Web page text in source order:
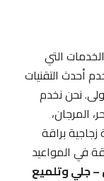
التي
التقنيات
نحن نخدم
براقة
المواعيد
وتلميع